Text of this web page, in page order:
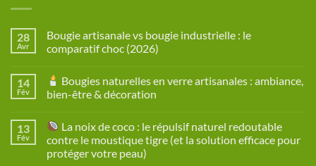
28
Avr
Bougie artisanale vs bougie industrielle : le
comparatif choc (2026)
sur
Bougie
artisanale
industrielle
le
comparatif
choc
14
Fév
Bougies naturelles en verre artisanales : ambiance,
bien-être & décoration
sur
Bougies
naturelles
en
13
Fév
La noix de coco : le répulsif naturel redoutable
contre le moustique tigre (et la solution efficace pour
protéger votre peau)